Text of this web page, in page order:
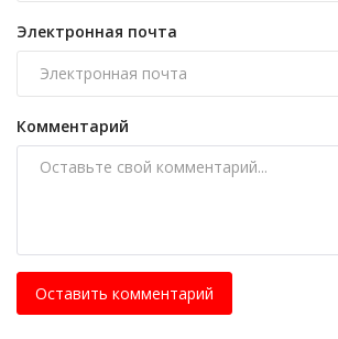
Электронная почта
Комментарий
Оставить комментарий